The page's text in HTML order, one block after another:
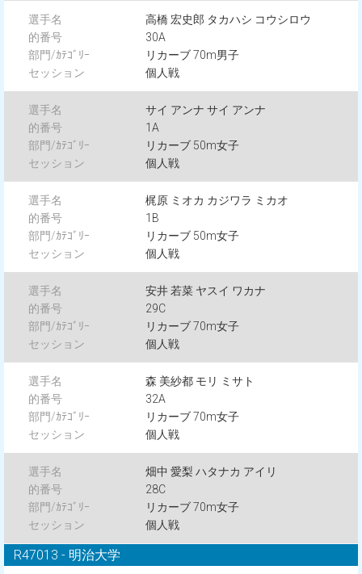
高橋 宏史郎 タカハシ コウシロウ
30A
リカーブ 70m男子
個人戦
サイ アンナ サイ アンナ
1A
リカーブ 50m女子
個人戦
梶原 ミオカ カジワラ ミカオ
1B
リカーブ 50m女子
個人戦
安井 若菜 ヤスイ ワカナ
29C
リカーブ 70m女子
個人戦
森 美紗都 モリ ミサト
32A
リカーブ 70m女子
個人戦
畑中 愛梨 ハタナカ アイリ
28C
リカーブ 70m女子
個人戦
R47013 - 明治大学